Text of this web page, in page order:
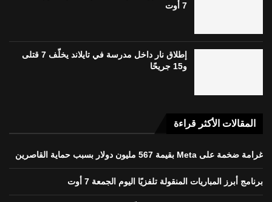
7 أوت
إطلاق نار داخل مدرسة في تايلاند يخلّف 7 قتلى
و15 جريحًا
المقالات الأكثر قراءة
غرامة ضخمة على Meta بقيمة 567 مليون دولار بسبب حماية القاصرين
برنامج أبرز المباريات المنقولة تلفزيًا اليوم الجمعة 7 أوت